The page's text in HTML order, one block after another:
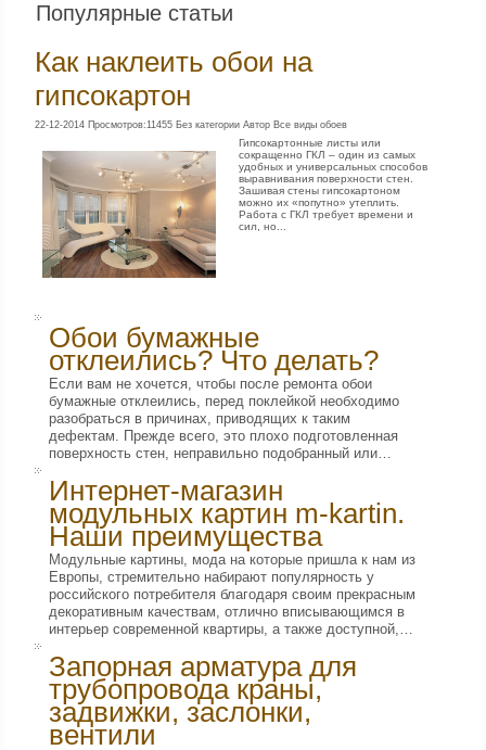
Популярные статьи
Как наклеить обои на
гипсокартон
22-12-2014 Просмотров:11455 Без категории Автор Все виды обоев
Гипсокартонные листы или
сокращенно ГКЛ – один из самых
удобных и универсальных способов
выравнивания поверхности стен.
Зашивая стены гипсокартоном
можно их «попутно» утеплить.
Работа с ГКЛ требует времени и
сил, но...
Обои бумажные
отклеились? Что делать?
Если вам не хочется, чтобы после ремонта обои
бумажные отклеились, перед поклейкой необходимо
разобраться в причинах, приводящих к таким
дефектам. Прежде всего, это плохо подготовленная
поверхность стен, неправильно подобранный или…
Интернет-магазин
модульных картин m-kartin.
Наши преимущества
Модульные картины, мода на которые пришла к нам из
Европы, стремительно набирают популярность у
российского потребителя благодаря своим прекрасным
декоративным качествам, отлично вписывающимся в
интерьер современной квартиры, а также доступной,…
Запорная арматура для
трубопровода краны,
задвижки, заслонки,
вентили